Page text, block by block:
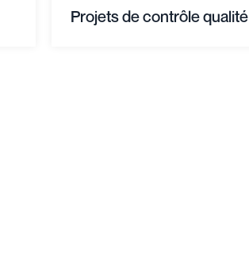
Projets de contrôle qualité